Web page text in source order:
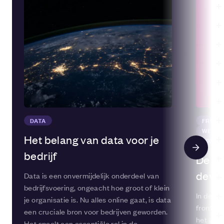
DATA
Het belang van data voor je
bedrijf
Data is een onvermijdelijk onderdeel van
bedrijfsvoering, ongeacht hoe groot of klein
je organisatie is. Nu alles online gaat, is data
een cruciale bron voor bedrijven geworden.
WEB
De
In de
het